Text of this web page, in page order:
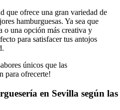
que ofrece una gran variedad de
hamburguesas. Ya sea que
o una opción más creativa y
para satisfacer tus antojos
únicos que las
para ofrecerte!
en Sevilla según las